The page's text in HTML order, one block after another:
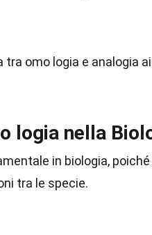
tra omo logia e analogia
logia nella
in biologia,
tra le specie.